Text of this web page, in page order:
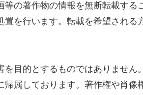
等の著作物の情報を無断転載する
を行います。転載を希望される
を目的とするものではありませ
帰属しております。著作権や肖像